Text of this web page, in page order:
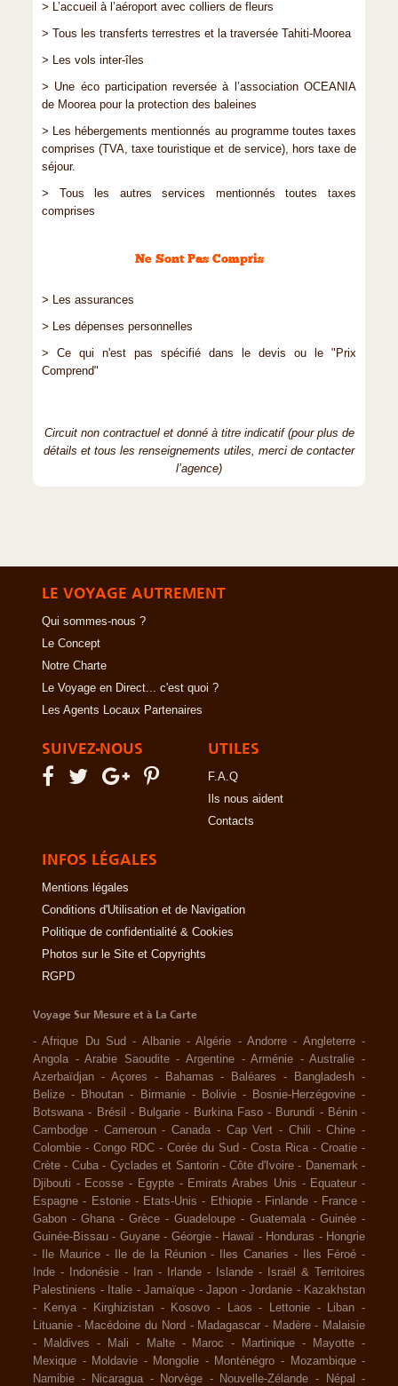
> L’accueil à l’aéroport avec colliers de fleurs
> Tous les transferts terrestres et la traversée Tahiti-Moorea
> Les vols inter-îles
> Une éco participation reversée à l’association OCEANIA
de Moorea pour la protection des baleines
> Les hébergements mentionnés au programme toutes taxes
comprises (TVA, taxe touristique et de service), hors taxe de
séjour.
> Tous les autres services mentionnés toutes taxes
comprises
Ne Sont Pas Compris
> Les assurances
> Les dépenses personnelles
> Ce qui n'est pas spécifié dans le devis ou le "Prix
Comprend"
Circuit non contractuel et donné à titre indicatif (pour plus de
détails et tous les renseignements utiles, merci de contacter
l’agence)
LE VOYAGE AUTREMENT
Qui sommes-nous ?
Le Concept
Notre Charte
Le Voyage en Direct... c'est quoi ?
Les Agents Locaux Partenaires
SUIVEZ-NOUS UTILES
F.A.Q
Ils nous aident
Contacts
INFOS LÉGALES
Mentions légales
Conditions d'Utilisation et de Navigation
Politique de confidentialité & Cookies
Photos sur le Site et Copyrights
RGPD
Voyage Sur Mesure et à La Carte
-Afrique Du Sud - Albanie -Algérie -Andorre - Angleterre -
Angola -Arabie Saoudite -Argentine -Arménie -Australie -
Azerbaïdjan - Açores - Bahamas - Baléares - Bangladesh -
Belize - Bhoutan - Birmanie - Bolivie - Bosnie-Herzégovine -
Botswana - Brésil - Bulgarie - Burkina Faso - Burundi - Bénin -
Cambodge - Cameroun - Canada - Cap Vert - Chili -Chine -
Colombie - Congo RDC - Corée du Sud -Costa Rica -Croatie -
Crète - Cuba - Cyclades et Santorin -Côte d'Ivoire - Danemark -
Djibouti - Ecosse - Egypte - Emirats Arabes Unis - Equateur -
Espagne - Estonie - Etats-Unis - Ethiopie - Finlande - France -
Gabon - Ghana - Grèce - Guadeloupe - Guatemala - Guinée -
Guinée-Bissau - Guyane - Géorgie - Hawaï - Honduras - Hongrie
-
Ile Maurice - Ile de la Réunion - Iles Canaries - Iles Féroé -
Inde - Indonésie - Iran - Irlande - Islande -
Israël & Territoires
Palestiniens - Italie - Jamaïque - Japon - Jordanie - Kazakhstan
-
Kenya - Kirghizistan - Kosovo - Laos - Lettonie - Liban -
Lituanie - Macédoine du Nord - Madagascar - Madère - Malaisie
-
Maldives - Mali - Malte - Maroc - Martinique - Mayotte -
Mexique - Moldavie - Mongolie - Monténégro - Mozambique -
Namibie - Nicaragua - Norvège - Nouvelle-Zélande - Népal -